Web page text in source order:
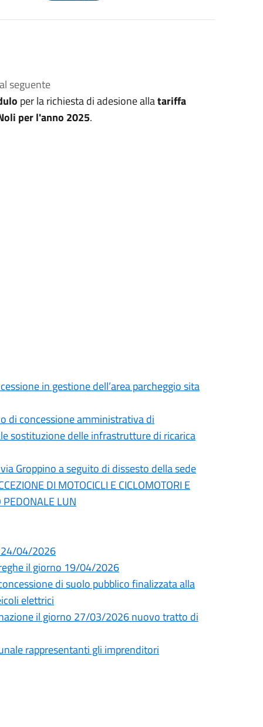
seguente
per la richiesta di adesione allatariffa
per l'anno 2025.
in gestione dell’area parcheggio sita
di concessione amministrativa di
sostituzione delle infrastrutture di ricarica
Groppino a seguito di dissesto della sede
DI MOTOCICLI E CICLOMOTORI E
PEDONALE LUN
24/04/2026
il giorno 19/04/2026
di suolo pubblico finalizzata alla
elettrici
il giorno 27/03/2026 nuovo tratto di
rappresentanti gli imprenditori